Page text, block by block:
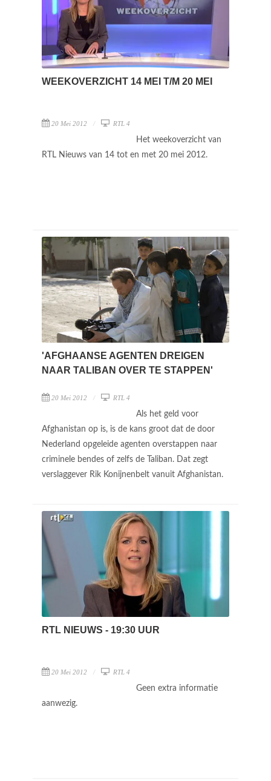
WEEKOVERZICHT 14 MEI T/M 20 MEI
20 Mei 2012 RTL 4
Het weekoverzicht van
RTL Nieuws van 14 tot en met 20 mei 2012.
'AFGHAANSE AGENTEN DREIGEN
NAAR TALIBAN OVER TE STAPPEN'
20 Mei 2012 RTL 4
Als het geld voor
Afghanistan op is, is de kans groot dat de door
Nederland opgeleide agenten overstappen naar
criminele bendes of zelfs de Taliban. Dat zegt
verslaggever Rik Konijnenbelt vanuit Afghanistan.
RTL NIEUWS - 19:30 UUR
20 Mei 2012 RTL 4
Geen extra informatie
aanwezig.